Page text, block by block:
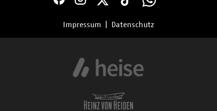
Impressum Datenschutz